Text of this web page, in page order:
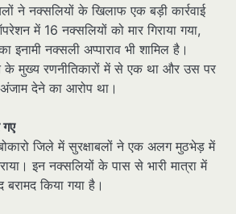
ने नक्सलियों के खिलाफ एक बड़ी कार्रवाई
में 16 नक्सलियों को मार गिराया गया,
नक्सली अप्पाराव भी शामिल है।
के मुख्य रणनीतिकारों में से एक था और उस पर
देने का आरोप था।
गए
जिले में सुरक्षाबलों ने एक अलग मुठभेड़ में
इन नक्सलियों के पास से भारी मात्रा में
किया गया है।